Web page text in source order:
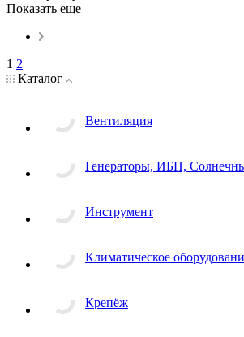
Показать еще
1 2
Каталог
Вентиляция
Генераторы, ИБП,
Инструмент
Климатическое
Крепёж